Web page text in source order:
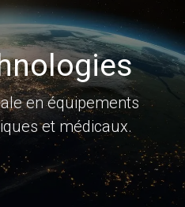
en équipements
et médicaux.